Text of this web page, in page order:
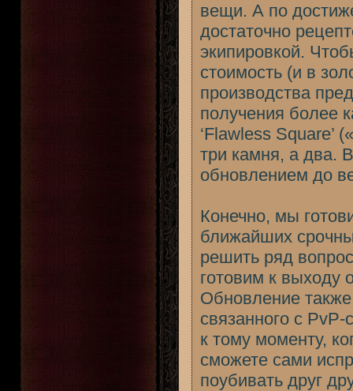
вещи. А по
достаточно
экипировкой.
стоимость (и в
производства
получения более
‘Flawless Square’
три камня, а два.
обновлением до
Конечно, мы
ближайших
решить ряд
готовим к выходу
Обновление также
связанного с
к тому моменту,
сможете сами
поубивать друг